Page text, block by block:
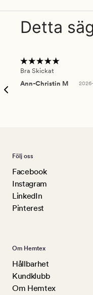
Detta
Bra Skickat
Ann-Christin M
Följ oss
Facebook
Instagram
LinkedIn
Pinterest
Om Hemtex
Hållbarhet
Kundklubb
Om Hemtex